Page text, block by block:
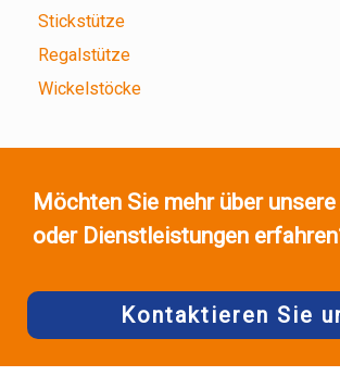
Stickstütze
Regalstütze
Wickelstöcke
Möchten Sie mehr über
oder Dienstleistungen
Kontaktieren Sie